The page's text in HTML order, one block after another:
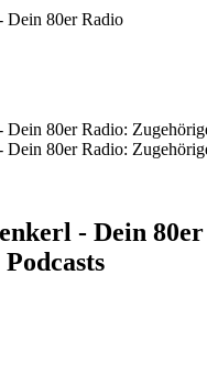
Dein 80er Radio
80er Radio:
80er Radio:
- Dein